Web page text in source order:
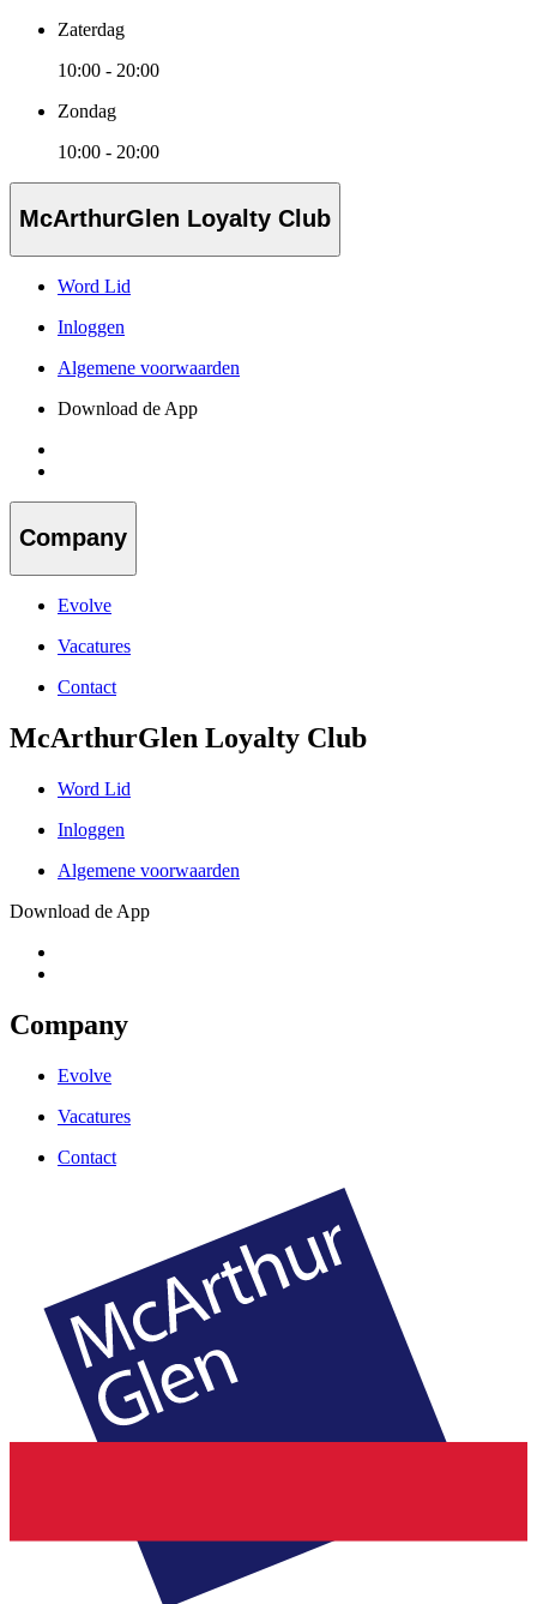
Zaterdag
10:00 - 20:00
Zondag
10:00 - 20:00
McArthurGlen Loyalty Club
Word Lid
Inloggen
Algemene voorwaarden
Download de App
Company
Evolve
Vacatures
Contact
McArthurGlen Loyalty Club
Word Lid
Inloggen
Algemene voorwaarden
Download de App
Company
Evolve
Vacatures
Contact